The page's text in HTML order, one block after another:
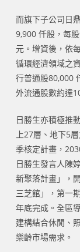
而旗下子公司日
9,900 仟股，每
元。增資後，依
循環經濟領域之
行普通股80,000
外流通股數約達
日勝生亦積極推
上27層、地下5
季核定計畫，
日勝生發言人陳
新聚落計畫」，
三芝館」，第一
年底完成。全區
建構結合休閒、
樂齡市場需求。